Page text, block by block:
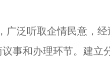
泛听取企情民意，经
事和办理环节。建立